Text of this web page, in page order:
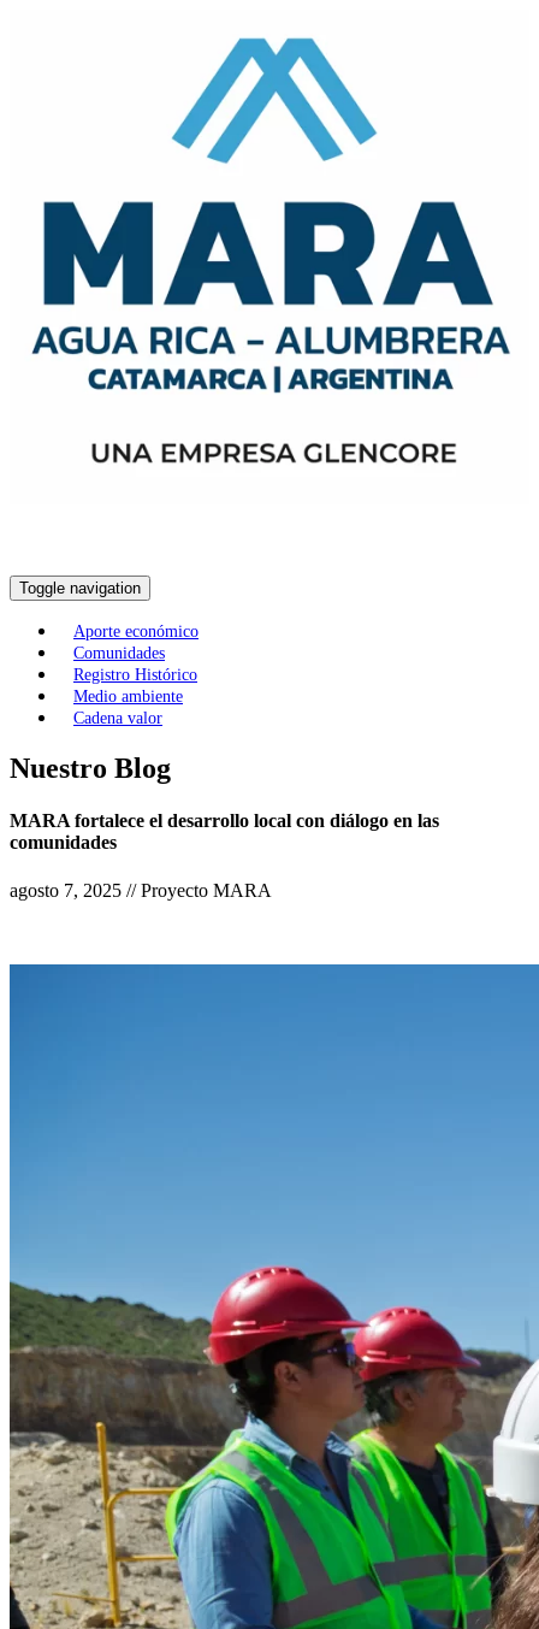
Toggle navigation
Aporte económico
Comunidades
Registro Histórico
Medio ambiente
Cadena valor
Nuestro Blog
MARA fortalece el desarrollo local con diálogo en las
comunidades
agosto 7, 2025 // Proyecto MARA